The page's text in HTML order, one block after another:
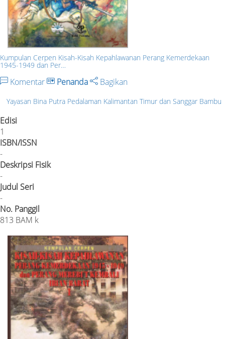
Kumpulan Cerpen Kisah-Kisah Kepahlawanan Perang Kemerdekaan
1945-1949 dan Per…
Komentar Penanda Bagikan
Yayasan Bina Putra Pedalaman Kalimantan Timur dan Sanggar Bambu
Edisi
1
ISBN/ISSN
-
Deskripsi Fisik
-
Judul Seri
-
No. Panggil
813 BAM k